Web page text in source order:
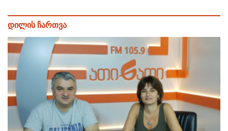
დილის ჩართვა